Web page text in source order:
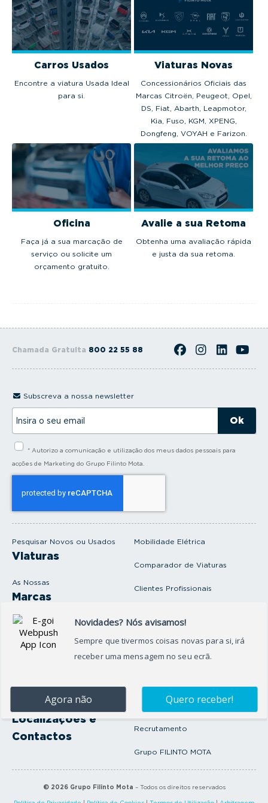
Carros Usados
Encontre a viatura Usada Ideal
para si.
Viaturas Novas
Concessionários Oficiais das
Marcas Citroën, Peugeot, Opel,
DS, Fiat, Abarth, Leapmotor,
Kia, Fuso, KGM, XPENG,
Dongfeng, VOYAH e Farizon.
Oficina
Faça já a sua marcação de
serviço ou solicite um
orçamento gratuito.
Avalie a sua Retoma
Obtenha uma avaliação rápida
e justa da sua retoma.
Chamada Gratuita 800 22 55 88
Pesquisar Novos ou Usados
Viaturas
As Nossas
Marcas
Produtos e serviços
Oficina
Onde Estamos
Localizações e
Contactos
Mobilidade Elétrica
Comparador de Viaturas
Clientes Profissionais
Seguros Protector
Artigos e Notícias
Recrutamento
Grupo FILINTO MOTA
Subscreva a nossa newsletter
s
l
* Autorizo a comunicação e utilização dos meus dados pessoais para
acções de Marketing do Grupo Filinto Mota.
© 2026Grupo Filinto Mota – Todos os direitos reservados